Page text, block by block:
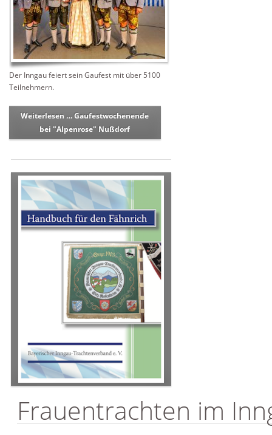
Der Inngau feiert sein Gaufest mit über 5100
Teilnehmern.
Weiterlesen …Gaufestwochenende
bei "Alpenrose" Nußdorf
Frauentrachten im